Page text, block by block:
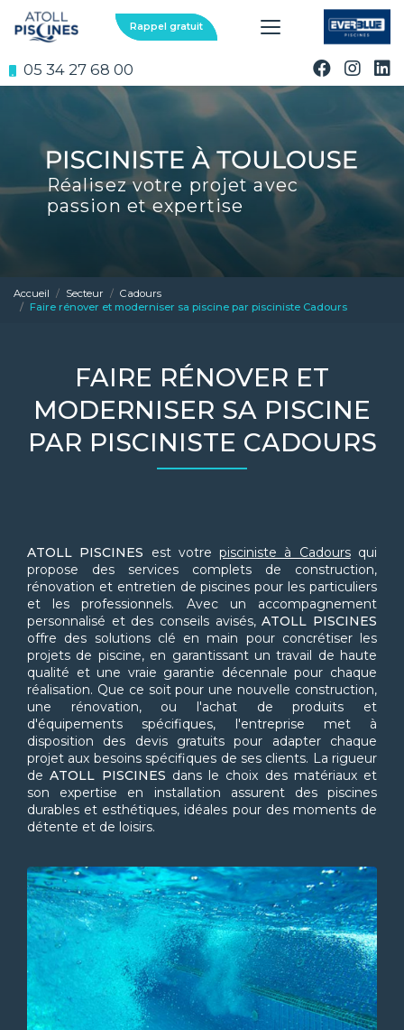
au
contenu
05 34 27 68 00
Rappel gratuit
Réalisez votre projet avec
passion et expertise
Accueil Secteur
Cadours
Faire rénover et moderniser sa piscine par pisciniste Cadours
FAIRE RÉNOVER ET
MODERNISER SA PISCINE
PAR PISCINISTE CADOURS
ATOLL PISCINES est votrepisciniste à Cadoursqui
propose des services complets de construction,
rénovation et entretien de piscines pour les particuliers
et les professionnels. Avec un accompagnement
personnalisé et des conseils avisés,ATOLL PISCINES
offre des solutions clé en main pour concrétiser les
projets de piscine, en garantissant un travail de haute
qualité et une vraie garantie décennale pour chaque
réalisation. Que ce soit pour une nouvelle construction,
une rénovation, ou l'achat de produits et
d'équipements spécifiques, l'entreprise met à
disposition des devis gratuits pour adapter chaque
projet aux besoins spécifiques de ses clients. La rigueur
deATOLL PISCINES dans le choix des matériaux et
son expertise en installation assurent des piscines
durables et esthétiques, idéales pour des moments de
détente et de loisirs.